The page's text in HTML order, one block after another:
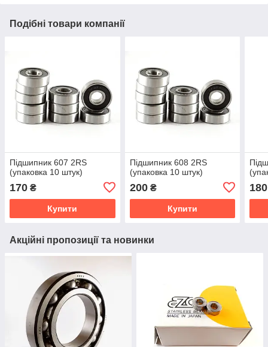
Подібні товари компанії
Підшипник 607 2RS
(упаковка 10 штук)
170 ₴
Купити
Підшипник 608 2RS
(упаковка 10 штук)
200₴
Купити
180
Акційні пропозиції та новинки